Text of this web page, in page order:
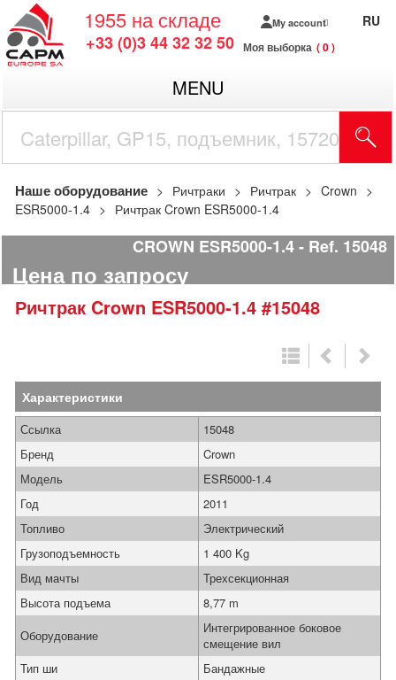
1955 на складе
+33 (0)3 44 32 32 50
My account
Моя выборка 0
RU
MENU
Наше оборудование Ричтраки Ричтрак
Crown
ESR5000-1.4
Ричтрак Crown ESR5000-1.4
CROWN ESR5000-1.4 Ref. 15048
Цена по запросу
Ричтрак Crown ESR5000-1.4 #15048
Характеристики
Ссылка
15048
Бренд
Crown
Модель
ESR5000-1.4
Год
2011
Топливо
Электрический
Грузоподъемность
1 400 Kg
Вид мачты
Трехсекционная
Высота подъема
8,77 m
Оборудование
Интегрированное боковое
смещение вил
Тип ши
Бандажные